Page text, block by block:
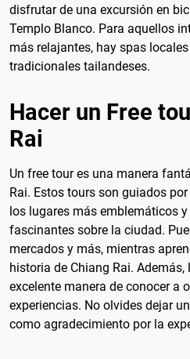
disfrutar de una excursión en
Templo Blanco. Para aquellos
más relajantes, hay spas
tradicionales tailandeses.
Hacer un Free
Rai
Un free tour es una manera
Rai. Estos tours son guiados
los lugares más emblemáticos
fascinantes sobre la ciudad.
mercados y más, mientras
historia de Chiang Rai.
excelente manera de conocer a
experiencias. No olvides dejar
como agradecimiento por la